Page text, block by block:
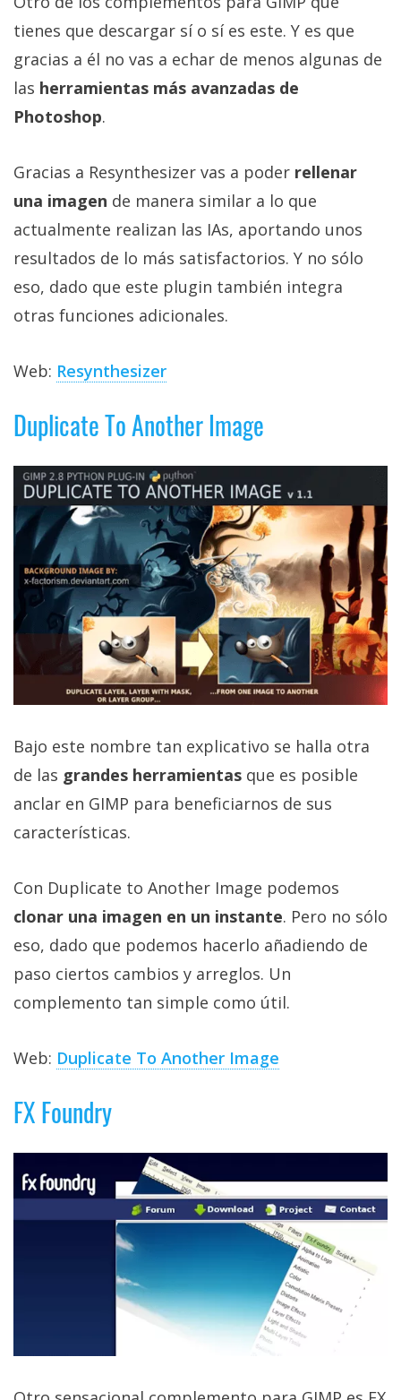
tienes que descargar sí o sí es este. Y es que
gracias a él no vas a echar de menos algunas de
las herramientas más avanzadas de
Photoshop.
Gracias a Resynthesizer vas a poder rellenar
una imagen de manera similar a lo que
actualmente realizan las IAs, aportando unos
resultados de lo más satisfactorios. Y no sólo
eso, dado que este plugin también integra
otras funciones adicionales.
Web: Resynthesizer
Duplicate To Another Image
Bajo este nombre tan explicativo se halla otra
de las grandes herramientas que es posible
anclar en GIMP para beneficiarnos de sus
características.
Con Duplicate to Another Image podemos
clonar una imagen en un instante. Pero no sólo
eso, dado que podemos hacerlo añadiendo de
paso ciertos cambios y arreglos. Un
complemento tan simple como útil.
Web: Duplicate To Another Image
FX Foundry